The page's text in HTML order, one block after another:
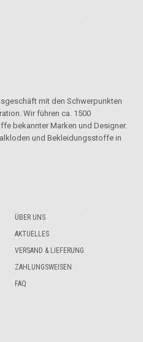
mit den Schwerpunkten
Wir führen ca. 1500
bekannter Marken und Designer.
und Bekleidungsstoffe in
ÜBER UNS
AKTUELLES
VERSAND & LIEFERUNG
ZAHLUNGSWEISEN
FAQ